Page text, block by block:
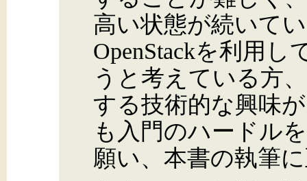
高い状態が続いて
OpenStackを利用
うと考えている方
する技術的な興味
も入門のハードル
願い、本書の執筆